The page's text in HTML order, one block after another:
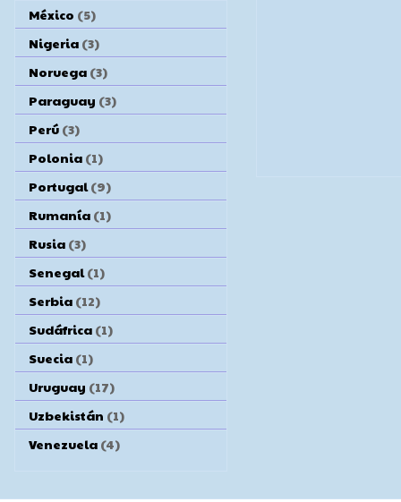
México (5)
Nigeria (3)
Noruega (3)
Paraguay (3)
Perú (3)
Polonia (1)
Portugal (9)
Rumanía (1)
Rusia (3)
Senegal (1)
Serbia (12)
Sudáfrica (1)
Suecia (1)
Uruguay (17)
Uzbekistán (1)
Venezuela (4)